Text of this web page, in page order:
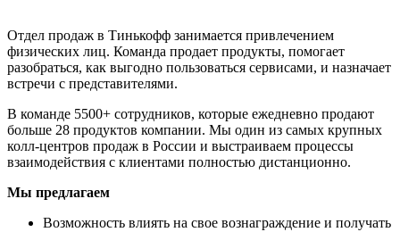
Отдел продаж в Тинькофф занимается привлечением
физических лиц. Команда продает продукты, помогает
разобраться, как выгодно пользоваться сервисами, и назначает
встречи с представителями.
В команде 5500+ сотрудников, которые ежедневно продают
больше 28 продуктов компании. Мы один из самых крупных
колл-центров продаж в России и выстраиваем процессы
взаимодействия с клиентами полностью дистанционно.
Мы предлагаем
Возможность влиять на свое вознаграждение и получать